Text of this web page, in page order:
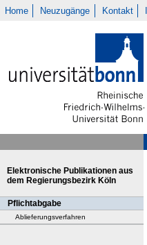
Home Neuzugänge Kontakt
Elektronische Publikationen aus
dem Regierungsbezirk Köln
Pflichtabgabe
Ablieferungsverfahren